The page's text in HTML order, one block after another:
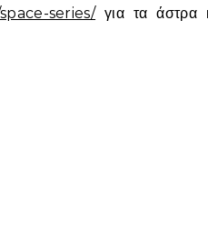
series/για τα άστρα